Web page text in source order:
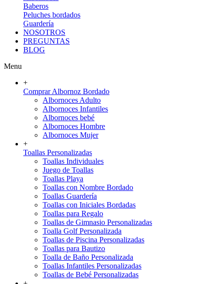
Baberos
Peluches bordados
Guardería
NOSOTROS
PREGUNTAS
BLOG
Menu
+
Comprar Albornoz Bordado
Albornoces Adulto
Albornoces Infantiles
Albornoces bebé
Albornoces Hombre
Albornoces Mujer
+
Toallas Personalizadas
Toallas Individuales
Juego de Toallas
Toallas Playa
Toallas con Nombre Bordado
Toallas Guardería
Toallas con Iniciales Bordadas
Toallas para Regalo
Toallas de Gimnasio Personalizadas
Toalla Golf Personalizada
Toallas de Piscina Personalizadas
Toallas para Bautizo
Toalla de Baño Personalizada
Toallas Infantiles Personalizadas
Toallas de Bebé Personalizadas